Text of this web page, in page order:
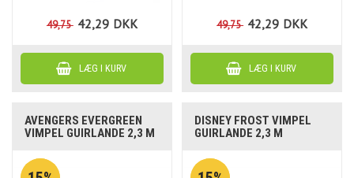
49,75 42,29 DKK 49,75 42,29 DKK
AVENGERS EVERGREEN
VIMPEL GUIRLANDE 2,3 M
DISNEY FROST VIMPEL
GUIRLANDE 2,3 M